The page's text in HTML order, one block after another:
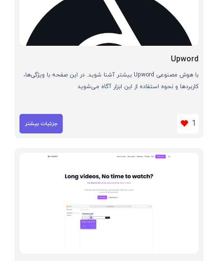
Upword
با هوش مصنوعی Upword بیشتر آشنا شوید. در این صفحه با ویژگی‌ها،
کاربردها و نحوه استفاده از این ابزار آگاه می‌شوید
1 جزئیات بیشتر